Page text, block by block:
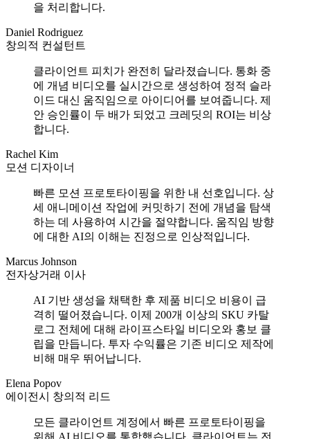
을 처리합니다.
Daniel Rodriguez
창의적 컨설턴트
클라이언트 피치가 완전히 달라졌습니다. 통화 중
에 개념 비디오를 실시간으로 생성하여 정적 슬라
이드 대신 움직임으로 아이디어를 보여줍니다. 제
안 승인률이 두 배가 되었고 크레딧의 ROI는 비상
합니다.
Rachel Kim
모션 디자이너
빠른 모션 프로토타이핑을 위한 내 선호입니다. 상
세 애니메이션 작업에 커밋하기 전에 개념을 탐색
하는 데 사용하여 시간을 절약합니다. 움직임 방향
에 대한 AI의 이해는 진정으로 인상적입니다.
Marcus Johnson
전자상거래 이사
AI 기반 생성을 채택한 후 제품 비디오 비용이 급
격히 떨어졌습니다. 이제 200개 이상의 SKU 카탈
로그 전체에 대해 라이프스타일 비디오와 홍보 클
립을 만듭니다. 투자 수익률은 기존 비디오 제작에
비해 매우 뛰어납니다.
Elena Popov
에이전시 창의적 리드
모든 클라이언트 계정에서 빠른 프로토타이핑을